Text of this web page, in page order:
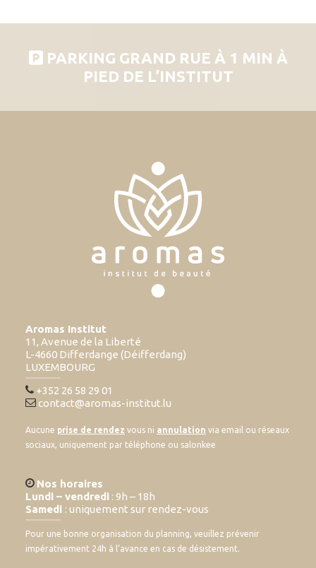
PARKING GRAND RUE À 1 MIN À
PIED DE L’INSTITUT
Aromas Institut
11, Avenue de la Liberté
L-4660 Differdange (Déifferdang)
LUXEMBOURG
+352 26 58 29 01
contact@aromas-institut.lu
Aucune prise de rendez vous ni annulation via email ou réseaux
sociaux, uniquement par téléphone ou salonkee
Nos horaires
Lundi – vendredi : 9h – 18h
Samedi : uniquement sur rendez-vous
Pour une bonne organisation du planning, veuillez prévenir
impérativement 24h à l’avance en cas de désistement.